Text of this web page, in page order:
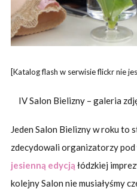
[Katalog flash w serwisie flickr nie
IV Salon Bielizny – galeria
Jeden Salon Bielizny w roku to
zdecydowali organizatorzy pod
jesienną edycją łódzkiej
kolejny Salon nie musiałyśmy